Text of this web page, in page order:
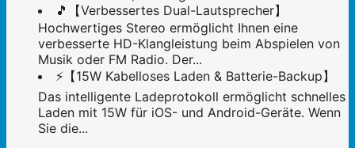
🎵【Verbessertes Dual-Lautsprecher】
Hochwertiges Stereo ermöglicht Ihnen eine
verbesserte HD-Klangleistung beim Abspielen von
Musik oder FM Radio. Der...
⚡【15W Kabelloses Laden & Batterie-Backup】
Das intelligente Ladeprotokoll ermöglicht schnelles
Laden mit 15W für iOS- und Android-Geräte. Wenn
Sie die...